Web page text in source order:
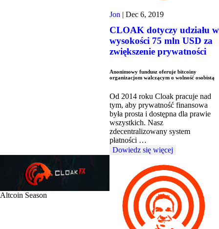
Jon | Dec 6, 2019
CLOAK dotyczy udziału w
wysokości 75 mln USD za
zwiększenie prywatności
Anonimowy fundusz oferuje bitcoiny
organizacjom walczącym o wolność osobistą
Od 2014 roku Cloak pracuje nad
tym, aby prywatność finansowa
była prosta i dostępna dla prawie
wszystkich. Nasz
zdecentralizowany system
płatności …
Dowiedz się więcej
Altcoin Season